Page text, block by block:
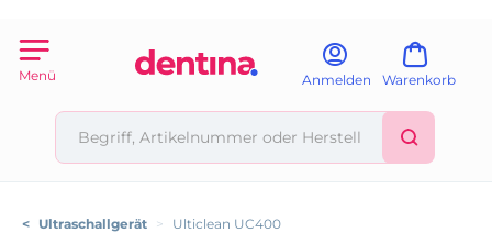
Menü Anmelden Warenkorb
< Ultraschallgerät > Ulticlean UC400